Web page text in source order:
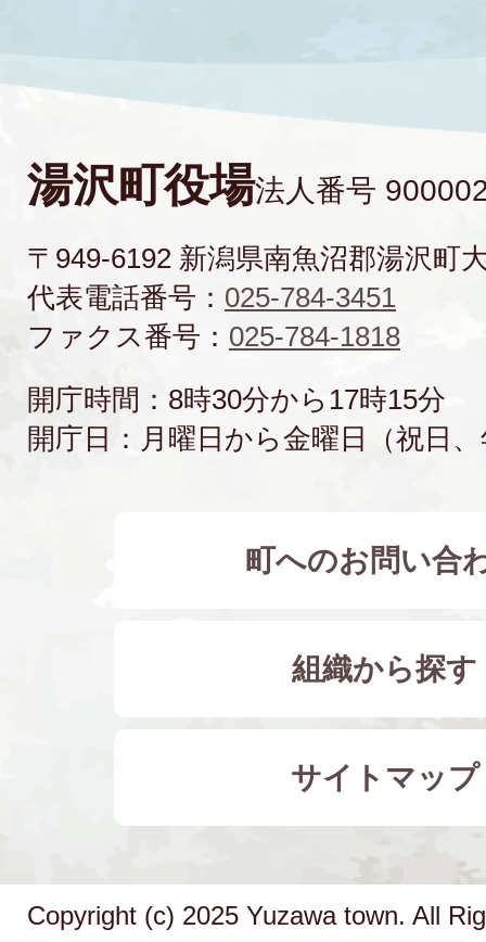
湯沢町役場法人番号
〒949-6192 新潟県南魚沼郡湯沢町
代表電話番号： 025-784-3451
ファクス番号： 025-784-1818
開庁時間：8時30分から17時15分
開庁日：月曜日から金曜日（祝日
町へのお問い合
組織から探す
サイトマップ
Copyright (c) 2025 Yuzawa town. All